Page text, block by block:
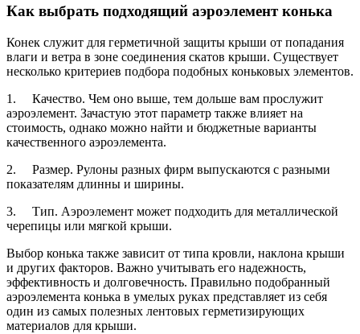
Как выбрать подходящий аэроэлемент конька
Конек служит для герметичной защиты крыши от попадания
влаги и ветра в зоне соединения скатов крыши. Существует
несколько критериев подбора подобных коньковых элементов.
1. Качество. Чем оно выше, тем дольше вам прослужит
аэроэлемент. Зачастую этот параметр также влияет на
стоимость, однако можно найти и бюджетные варианты
качественного аэроэлемента.
2. Размер. Рулоны разных фирм выпускаются с разными
показателям длинны и ширины.
3. Тип. Аэроэлемент может подходить для металлической
черепицы или мягкой крыши.
Выбор конька также зависит от типа кровли, наклона крыши
и других факторов. Важно учитывать его надежность,
эффективность и долговечность. Правильно подобранный
аэроэлемента конька в умелых руках представляет из себя
один из самых полезных лентовых герметизирующих
материалов для крыши.